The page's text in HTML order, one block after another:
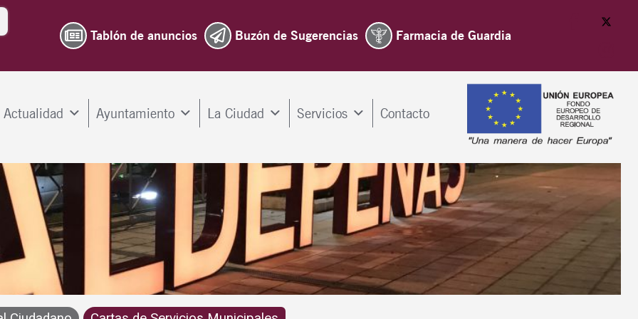
Tablón de anuncios Buzón de Sugerencias Farmacia de Guardia
Actualidad Ayuntamiento La Ciudad Servicios Contacto